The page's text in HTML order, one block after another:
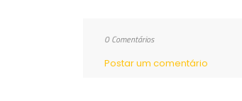
0 Comentários
Postar um comentário